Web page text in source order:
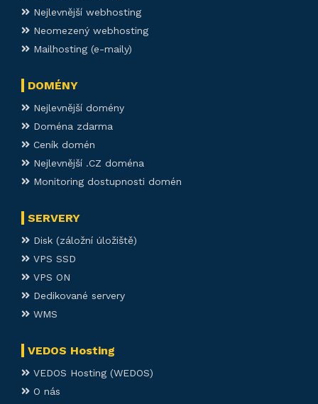
Nejlevnější webhosting
Neomezený webhosting
Mailhosting (e-maily)
DOMÉNY
Nejlevnější domény
Doména zdarma
Ceník domén
Nejlevnější .CZ doména
Monitoring dostupnosti domén
SERVERY
Disk (záložní úložiště)
VPS SSD
VPS ON
Dedikované servery
WMS
VEDOS Hosting
VEDOS Hosting (WEDOS)
O nás